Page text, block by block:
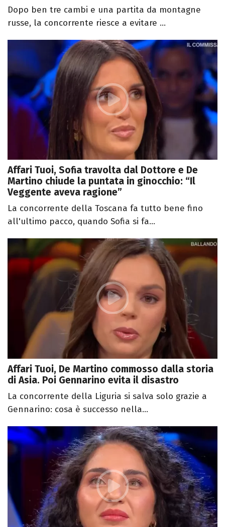
Dopo ben tre cambi e una partita da montagne
russe, la concorrente riesce a evitare ...
Affari Tuoi, Sofia travolta dal Dottore e De
Martino chiude la puntata in ginocchio: “Il
Veggente aveva ragione”
La concorrente della Toscana fa tutto bene fino
all'ultimo pacco, quando Sofia si fa...
Affari Tuoi, De Martino commosso dalla storia
di Asia. Poi Gennarino evita il disastro
La concorrente della Liguria si salva solo grazie a
Gennarino: cosa è successo nella...